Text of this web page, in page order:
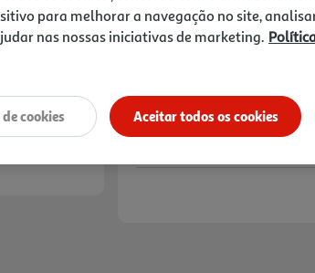
Notas de preparação
para melhorar a navegação no site,
nas nossas iniciativas de marketing.
Aceitar todos os cookies
cookies